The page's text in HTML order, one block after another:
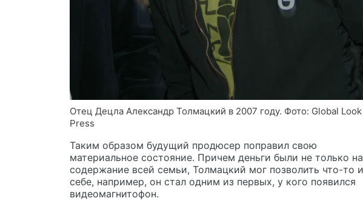
Отец Децла Александр Толмацкий в 2007 году. Фото: Global Look
Press
Таким образом будущий продюсер поправил свою
материальное состояние. Причем деньги были не только на
содержание всей семьи, Толмацкий мог позволить что-то и
себе, например, он стал одним из первых, у кого появился
видеомагнитофон.